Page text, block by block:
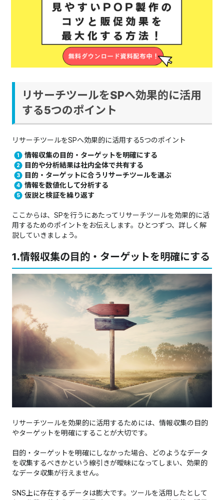
の導入を検討してみるとよいでしょう。もしVOCの集め方や活
用方法を詳しく知りたいのであれば、以下の記事を参考にして
顧客の声（VOC）とは？集め方3ステップと効果的な活用
リサーチツールをSPへ効果的に活用
する5つのポイント
リサーチツールをSPへ効果的に活用する5つのポイント
情報収集の目的・ターゲットを明確にする
目的や分析結果は社内全体で共有する
目的・ターゲットに合うリサーチツールを選ぶ
情報を数値化して分析する
仮説と検証を繰り返す
ここからは、SPを行うにあたってリサーチツールを効果的に活
用するためのポイントをお伝えします。ひとつずつ、詳しく解
説していきましょう。
1.情報収集の目的・ターゲットを明確にする
リサーチツールを効果的に活用するためには、情報収集の目的
やターゲットを明確にすることが大切です。
目的・ターゲットを明確にしなかった場合、どのようなデータ
を収集するべきかという線引きが曖昧になってしまい、効果的
なデータ収集が行えません。
SNS上に存在するデータは膨大です。ツールを活用したとして